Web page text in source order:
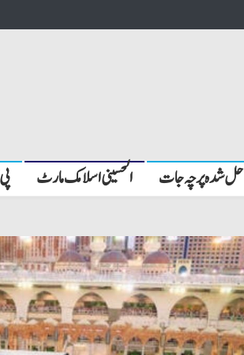
الحسینی اسلامک مارٹ حل شدہ پرچہ جات